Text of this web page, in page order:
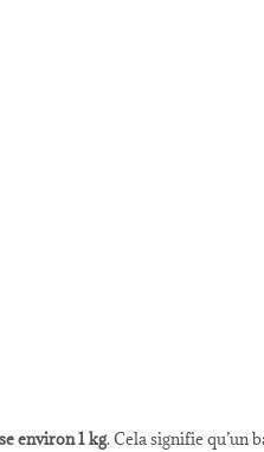
environ 1 kg. Cela signifie qu’un